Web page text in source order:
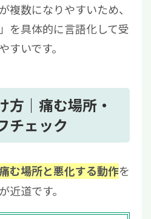
複数になりやすいため、
を具体的に言語化して受
すいです。
方｜痛む場所・
チェック
む場所と悪化する動作を
近道です。